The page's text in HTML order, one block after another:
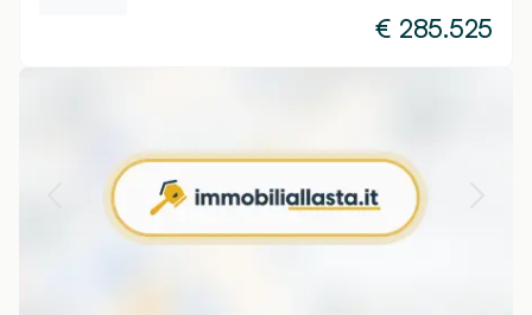
€ 285.525